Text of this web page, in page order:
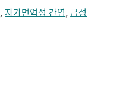
,자가면역성 간염,급성